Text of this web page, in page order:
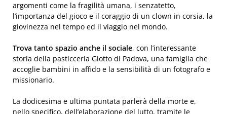
argomenti come la fragilità umana, i senzatetto,
l’importanza del gioco e il coraggio di un clown in corsia, la
giovinezza nel tempo ed il viaggio nel mondo.
Trova tanto spazio anche il sociale, con l’interessante
storia della pasticceria Giotto di Padova, una famiglia che
accoglie bambini in affido e la sensibilità di un fotografo e
missionario.
La dodicesima e ultima puntata parlerà della morte e,
nello specifico, dell’elaborazione del lutto, tramite le